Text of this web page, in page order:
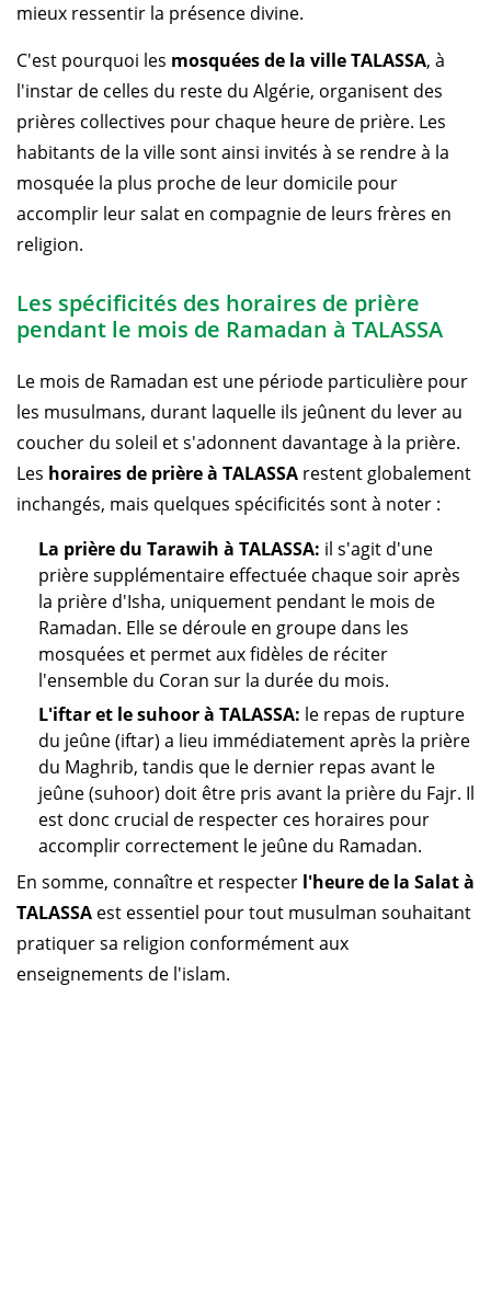
mieux ressentir la présence divine.
C'est pourquoi les mosquées de la ville TALASSA, à
l'instar de celles du reste du Algérie, organisent des
prières collectives pour chaque heure de prière. Les
habitants de la ville sont ainsi invités à se rendre à la
mosquée la plus proche de leur domicile pour
accomplir leur salat en compagnie de leurs frères en
religion.
Les spécificités des horaires de prière
pendant le mois de Ramadan à TALASSA
Le mois de Ramadan est une période particulière pour
les musulmans, durant laquelle ils jeûnent du lever au
coucher du soleil et s'adonnent davantage à la prière.
Les horaires de prière à TALASSA restent globalement
inchangés, mais quelques spécificités sont à noter :
La prière du Tarawih à TALASSA: il s'agit d'une
prière supplémentaire effectuée chaque soir après
la prière d'Isha, uniquement pendant le mois de
Ramadan. Elle se déroule en groupe dans les
mosquées et permet aux fidèles de réciter
l'ensemble du Coran sur la durée du mois.
L'iftar et le suhoor à TALASSA: le repas de rupture
du jeûne (iftar) a lieu immédiatement après la prière
du Maghrib, tandis que le dernier repas avant le
jeûne (suhoor) doit être pris avant la prière du Fajr. Il
est donc crucial de respecter ces horaires pour
accomplir correctement le jeûne du Ramadan.
En somme, connaître et respecter l'heure de la Salat à
TALASSA est essentiel pour tout musulman souhaitant
pratiquer sa religion conformément aux
enseignements de l'islam.